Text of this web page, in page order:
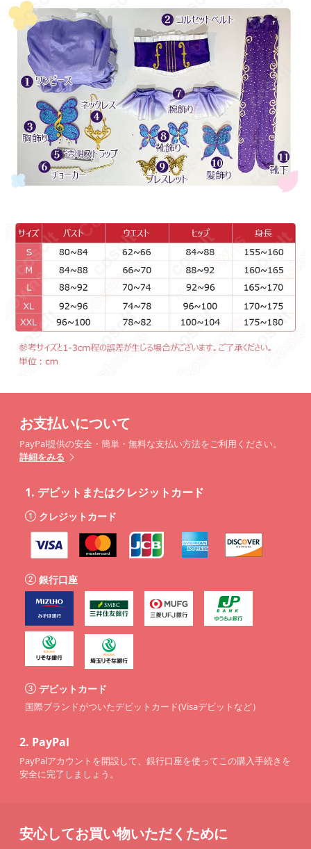
お支払いについて
PayPal提供の安全・簡単・無料な支払い方法をご利用ください。
詳細をみる
1. デビットまたはクレジットカード
クレジットカード
銀行口座
デビットカード
国際ブランドがついたデビットカード(Visaデビットなど）
2. PayPal
PayPalアカウントを開設して、銀行口座を使ってこの購入手続きを
安全に完了しましょう。
安心してお買い物いただくために